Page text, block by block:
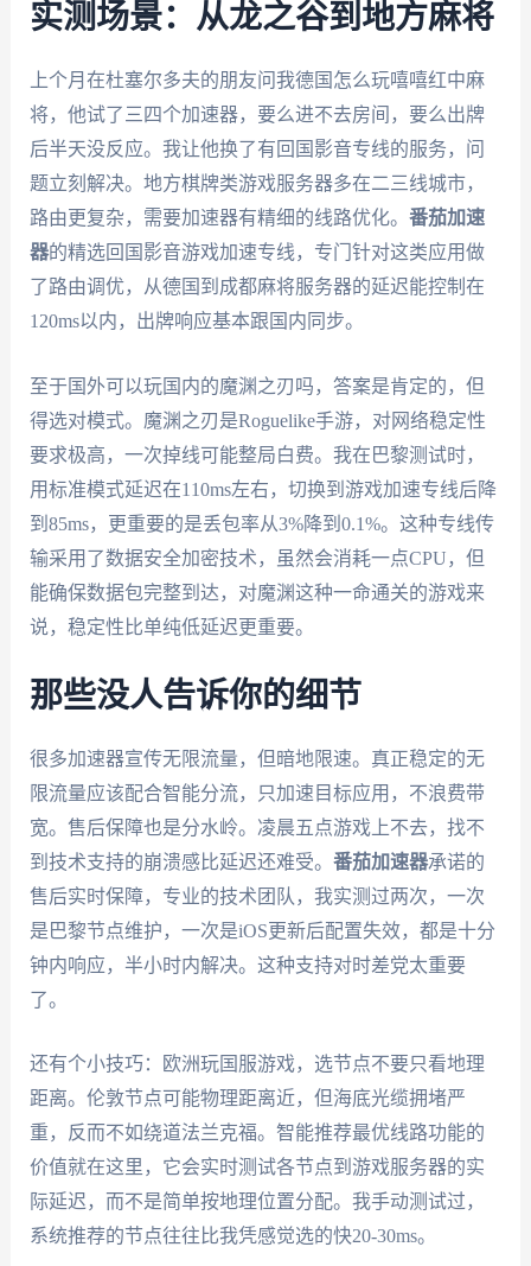
实测场景：从龙之谷到地方麻将
上个月在杜塞尔多夫的朋友问我德国怎么玩嘻嘻红中麻
将，他试了三四个加速器，要么进不去房间，要么出牌
后半天没反应。我让他换了有回国影音专线的服务，问
题立刻解决。地方棋牌类游戏服务器多在二三线城市，
路由更复杂，需要加速器有精细的线路优化。 番茄加速
器的精选回国影音游戏加速专线，专门针对这类应用做
了路由调优，从德国到成都麻将服务器的延迟能控制在
120ms以内，出牌响应基本跟国内同步。
至于国外可以玩国内的魔渊之刃吗，答案是肯定的，但
得选对模式。魔渊之刃是Roguelike手游，对网络稳定性
要求极高，一次掉线可能整局白费。我在巴黎测试时，
用标准模式延迟在110ms左右，切换到游戏加速专线后降
到85ms，更重要的是丢包率从3%降到0.1%。这种专线传
输采用了数据安全加密技术，虽然会消耗一点CPU，但
能确保数据包完整到达，对魔渊这种一命通关的游戏来
说，稳定性比单纯低延迟更重要。
那些没人告诉你的细节
很多加速器宣传无限流量，但暗地限速。真正稳定的无
限流量应该配合智能分流，只加速目标应用，不浪费带
宽。售后保障也是分水岭。凌晨五点游戏上不去，找不
到技术支持的崩溃感比延迟还难受。 番茄加速器承诺的
售后实时保障，专业的技术团队，我实测过两次，一次
是巴黎节点维护，一次是iOS更新后配置失效，都是十分
钟内响应，半小时内解决。这种支持对时差党太重要
了。
还有个小技巧：欧洲玩国服游戏，选节点不要只看地理
距离。伦敦节点可能物理距离近，但海底光缆拥堵严
重，反而不如绕道法兰克福。智能推荐最优线路功能的
价值就在这里，它会实时测试各节点到游戏服务器的实
际延迟，而不是简单按地理位置分配。我手动测试过，
系统推荐的节点往往比我凭感觉选的快20-30ms。